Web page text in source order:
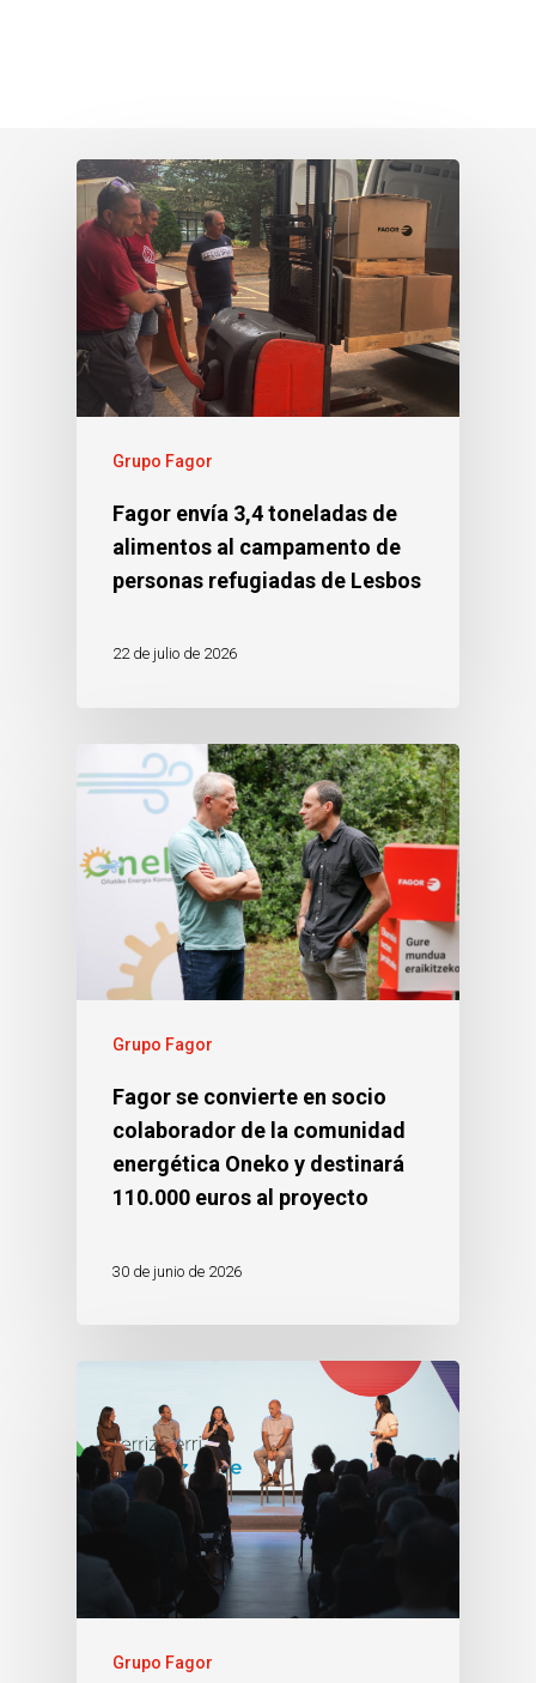
Grupo Fagor
Fagor envía 3,4 toneladas de
alimentos al campamento de
personas refugiadas de Lesbos
22 de julio de 2026
Grupo Fagor
Fagor se convierte en socio
colaborador de la comunidad
energética Oneko y destinará
110.000 euros al proyecto
30 de junio de 2026
Grupo Fagor